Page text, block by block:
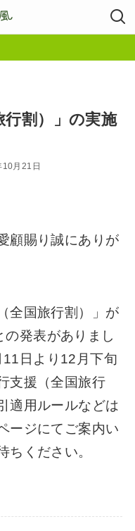
行割）」の実施
月21日
顧賜り誠にありが
全国旅行割）」が
発表がありまし
日より12月下旬
支援（全国旅行
適用ルールなどは
ージにてご案内い
ちください。